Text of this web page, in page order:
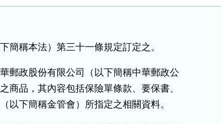
簡稱本法）第三十一條規定訂定之。
郵政股份有限公司（以下簡稱中華郵政公
商品，其內容包括保險單條款、要保書、
以下簡稱金管會）所指定之相關資料。